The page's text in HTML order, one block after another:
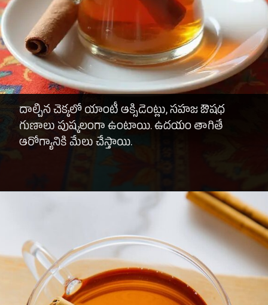
దాల్చిన చెక్కలో యాంటీ ఆక్సిడెంట్లు, సహజ ఔషధ
గుణాలు పుష్కలంగా ఉంటాయి. ఉదయం తాగితే
ఆరోగ్యానికి మేలు చేస్తాయి.